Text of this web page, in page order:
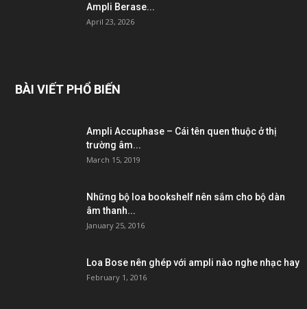
Ampli Berase...
April 23, 2026
BÀI VIẾT PHỔ BIẾN
Ampli Accuphase – Cái tên quen thuộc ở thị
trường âm...
March 15, 2019
Những bộ loa bookshelf nên sắm cho bộ dàn
âm thanh...
January 25, 2016
Loa Bose nên ghép với ampli nào nghe nhạc hay
February 1, 2016